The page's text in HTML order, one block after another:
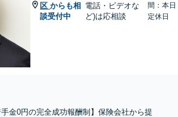
区 からも相
談受付中
電話・ビデオな
ど)は応相談
間：本日
定休日
手金0円の完全成功報酬制】保険会社から提